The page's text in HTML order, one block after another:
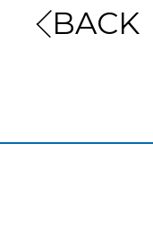
アクセス
BACK